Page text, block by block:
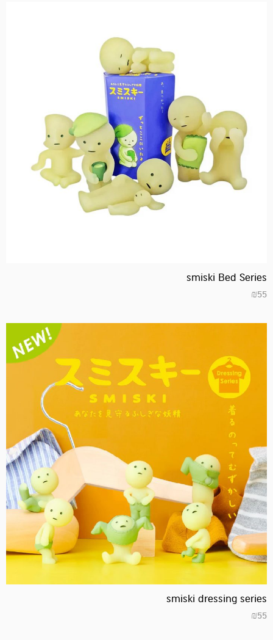
smiski Bed Series
₪55
smiski dressing series
₪55